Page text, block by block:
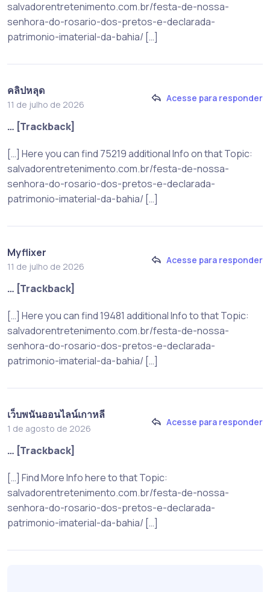
salvadorentretenimento.com.br/festa-de-nossa-
senhora-do-rosario-dos-pretos-e-declarada-
patrimonio-imaterial-da-bahia/ […]
คลิปหลุด
11 de julho de 2026
Acesse para responder
… [Trackback]
[…] Here you can find 75219 additional Info on that Topic:
salvadorentretenimento.com.br/festa-de-nossa-
senhora-do-rosario-dos-pretos-e-declarada-
patrimonio-imaterial-da-bahia/ […]
Myflixer
11 de julho de 2026
Acesse para responder
… [Trackback]
[…] Here you can find 19481 additional Info to that Topic:
salvadorentretenimento.com.br/festa-de-nossa-
senhora-do-rosario-dos-pretos-e-declarada-
patrimonio-imaterial-da-bahia/ […]
เว็บพนันออนไลน์เกาหลี
1 de agosto de 2026
Acesse para responder
… [Trackback]
[…] Find More Info here to that Topic:
salvadorentretenimento.com.br/festa-de-nossa-
senhora-do-rosario-dos-pretos-e-declarada-
patrimonio-imaterial-da-bahia/ […]